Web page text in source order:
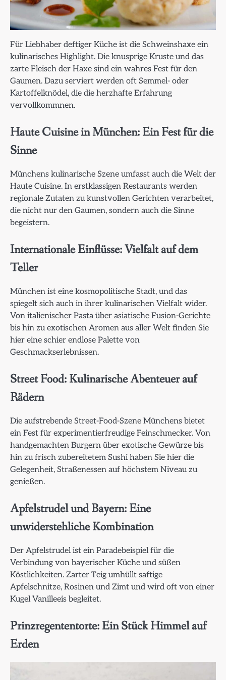
Für Liebhaber deftiger Küche ist die Schweinshaxe ein
kulinarisches Highlight. Die knusprige Kruste und das
zarte Fleisch der Haxe sind ein wahres Fest für den
Gaumen. Dazu serviert werden oft Semmel- oder
Kartoffelknödel, die die herzhafte Erfahrung
vervollkommnen.
Haute Cuisine in München: Ein Fest für die
Sinne
Münchens kulinarische Szene umfasst auch die Welt der
Haute Cuisine. In erstklassigen Restaurants werden
regionale Zutaten zu kunstvollen Gerichten verarbeitet,
die nicht nur den Gaumen, sondern auch die Sinne
begeistern.
Internationale Einflüsse: Vielfalt auf dem
Teller
München ist eine kosmopolitische Stadt, und das
spiegelt sich auch in ihrer kulinarischen Vielfalt wider.
Von italienischer Pasta über asiatische Fusion-Gerichte
bis hin zu exotischen Aromen aus aller Welt finden Sie
hier eine schier endlose Palette von
Geschmackserlebnissen.
Street Food: Kulinarische Abenteuer auf
Rädern
Die aufstrebende Street-Food-Szene Münchens bietet
ein Fest für experimentierfreudige Feinschmecker. Von
handgemachten Burgern über exotische Gewürze bis
hin zu frisch zubereitetem Sushi haben Sie hier die
Gelegenheit, Straßenessen auf höchstem Niveau zu
genießen.
Apfelstrudel und Bayern: Eine
unwiderstehliche Kombination
Der Apfelstrudel ist ein Paradebeispiel für die
Verbindung von bayerischer Küche und süßen
Köstlichkeiten. Zarter Teig umhüllt saftige
Apfelschnitze, Rosinen und Zimt und wird oft von einer
Kugel Vanilleeis begleitet.
Prinzregententorte: Ein Stück Himmel auf
Erden